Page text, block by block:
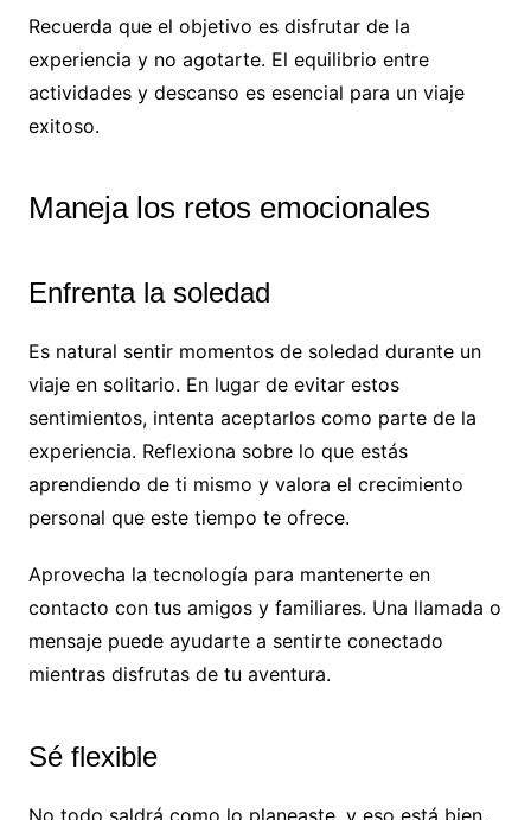
Recuerda que el objetivo es disfrutar de la
experiencia y no agotarte. El equilibrio entre
actividades y descanso es esencial para un viaje
exitoso.
Maneja los retos emocionales
Enfrenta la soledad
Es natural sentir momentos de soledad durante un
viaje en solitario. En lugar de evitar estos
sentimientos, intenta aceptarlos como parte de la
experiencia. Reflexiona sobre lo que estás
aprendiendo de ti mismo y valora el crecimiento
personal que este tiempo te ofrece.
Aprovecha la tecnología para mantenerte en
contacto con tus amigos y familiares. Una llamada o
mensaje puede ayudarte a sentirte conectado
mientras disfrutas de tu aventura.
Sé flexible
No todo saldrá como lo planeaste, y eso está bien.